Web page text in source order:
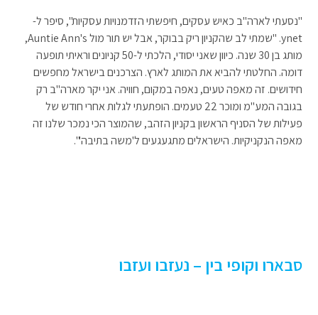
"נסעתי לארה"ב כאיש עסקים, חיפשתי הזדמנויות עסקיות", סיפר ל-
ynet. "שמתי לב שהקניון ריק בבוקר, אבל יש תור מול Auntie Ann's,
מותג בן 30 שנה. כיוון שאני יסודי, הלכתי ל-50 קניונים וראיתי תופעה
דומה. החלטתי להביא את המותג לארץ. הצרכנים בישראל מחפשים
חידושים. זה מאפה טעים, נאפה במקום, חוויה. אני יקר מארה"ב רק
בגובה המע"מ ומוכר 22 טעמים. הופתעתי לגלות אחרי חודש של
פעילות של הסניף הראשון בקניון הזהב, שהמוצר הכי נמכר שלנו זה
מאפה הנקניקיות. הישראלים מתגעגעים ל'משה בתיבה'".
סבארו וקופי בין – נעזבו ועזבו